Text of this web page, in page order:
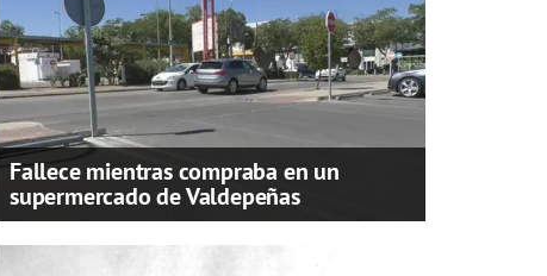
Fallece mientras compraba en un
supermercado de Valdepeñas